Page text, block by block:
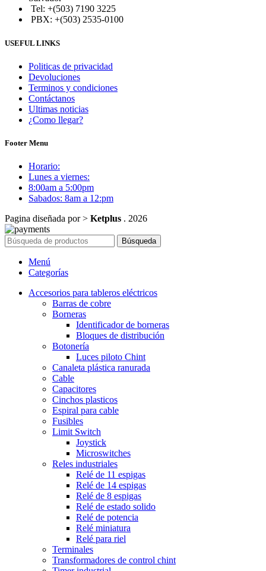
Tel: +(503) 7190 3225
PBX: +(503) 2535-0100
USEFUL LINKS
Politicas de privacidad
Devoluciones
Terminos y condiciones
Contáctanos
Ultimas noticias
¿Como llegar?
Footer Menu
Horario:
Lunes a viernes:
8:00am a 5:00pm
Sabados: 8am a 12:pm
Pagina diseñada por > Ketplus . 2026
Búsqueda
Menú
Categorías
Accesorios para tableros eléctricos
Barras de cobre
Borneras
Identificador de borneras
Bloques de distribución
Botonería
Luces piloto Chint
Canaleta plástica ranurada
Cable
Capacitores
Cinchos plasticos
Espiral para cable
Fusibles
Limit Switch
Joystick
Microswitches
Reles industriales
Relé de 11 espigas
Relé de 14 espigas
Relé de 8 espigas
Relé de estado solido
Relé de potencia
Relé miniatura
Relé para riel
Terminales
Transformadores de control chint